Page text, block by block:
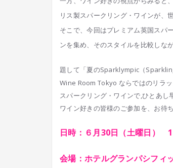
リス製スパークリング・ワインが、
そこで、今回はプレミアム英国スパ
ンを集め、そのスタイルを比較しな
題して「夏のSparklympic（
Wine Room Tokyo ならではのリラ
スパークリング・ワインで,ひとあし
ワイン好きの皆様のご参加を、お待
日時：６月30日（土曜日）
会場：ホテルグランパシフィ